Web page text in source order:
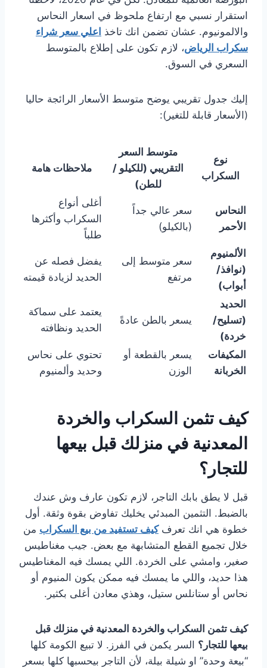
استقرار نسبي مع ارتفاع ملحوظ في اسعار النحاس
والالمونيوم. عشان تضمن انك تاخذ اعلي سعر شراء
سكراب الرياض، لازم تكون على إطلاع بالمتوسط
السعري في السوق.
إليك جدول تقريبي يوضح متوسط الأسعار الرائجة حاليا
(الأسعار قابلة للتغير):
نوع
السكراب
متوسط السعر
التقريبي (للكيلو /
للطن)
ملاحظات هامة
النحاس
الأحمر
سعر عالي جداً
(بالكيلو)
أغلى أنواع
السكراب وأكثرها
طلباً
الألمنيوم
(نوافذ/
أبواب)
سعر متوسط إلى
مرتفع
يفضل فصله عن
الحديد لزيادة قيمته
الحديد
(تسليح/
خردة)
يسعر بالطن عادةً
يعتمد على سماكة
الحديد ونظافته
المكيفات
الخربانة
يسعر بالقطعة أو
الوزن
تحتوي على نحاس
وحديد وألمنيوم
كيف تثمن السكراب والخردة
المعدنية في منزلك قبل بيعها
للتجار؟
قبل لا يطق بابك التاجر، لازم تكون عارف وش عندك
بالضبط. التثمين المبدئي يخليك تفاوض بقوة وثقة. أول
خطوة هي انك تعرفكيف تستفيد من بيع السكراب من
خلال تجميع القطع المتشابهة مع بعض. جيب مغناطيس
صغير، وامشي على الخردة. اللي يمسك فيه المغناطيس
هذا حديد، واللي ما يمسك فيه ممكن يكون المنيوم أو
نحاس أو ستانلس ستيل، وهذي معادن أغلى بكثير.
كيف تثمن السكراب والخردة المعدنية في منزلك قبل
بيعها للتجار؟ السر يكمن في الفرز. لا تبيع الكومة كلها
“بيعة وحدة” او شيلة بيلة، لأن التاجر بيحسبها كلها بسعر